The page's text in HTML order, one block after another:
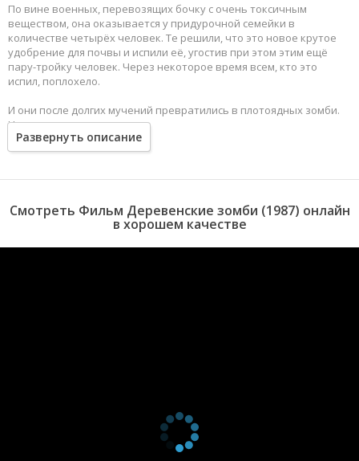
По вине военных, перевозящих бочку с очень токсичным
веществом, она оказывается у придурочной семейки в
количестве четырёх человек. Те решили, что это новое крутое
удобрение для почвы и испили её, угостив при этом этим ещё
пару-тройку человек. Через некоторое время всем, кто это
испил, поплохело.
И они после долгих мучений превратились в плотоядных зомби.
На их счастье в тамошнем лесу оказались туристы и военные,
посланные разозлившимся начальником, который дал им
команду вернуть бочку. Прибавление зомби обеспечено...
Развернуть описание
Смотреть Фильм Деревенские зомби (1987) онлайн
в хорошем качестве